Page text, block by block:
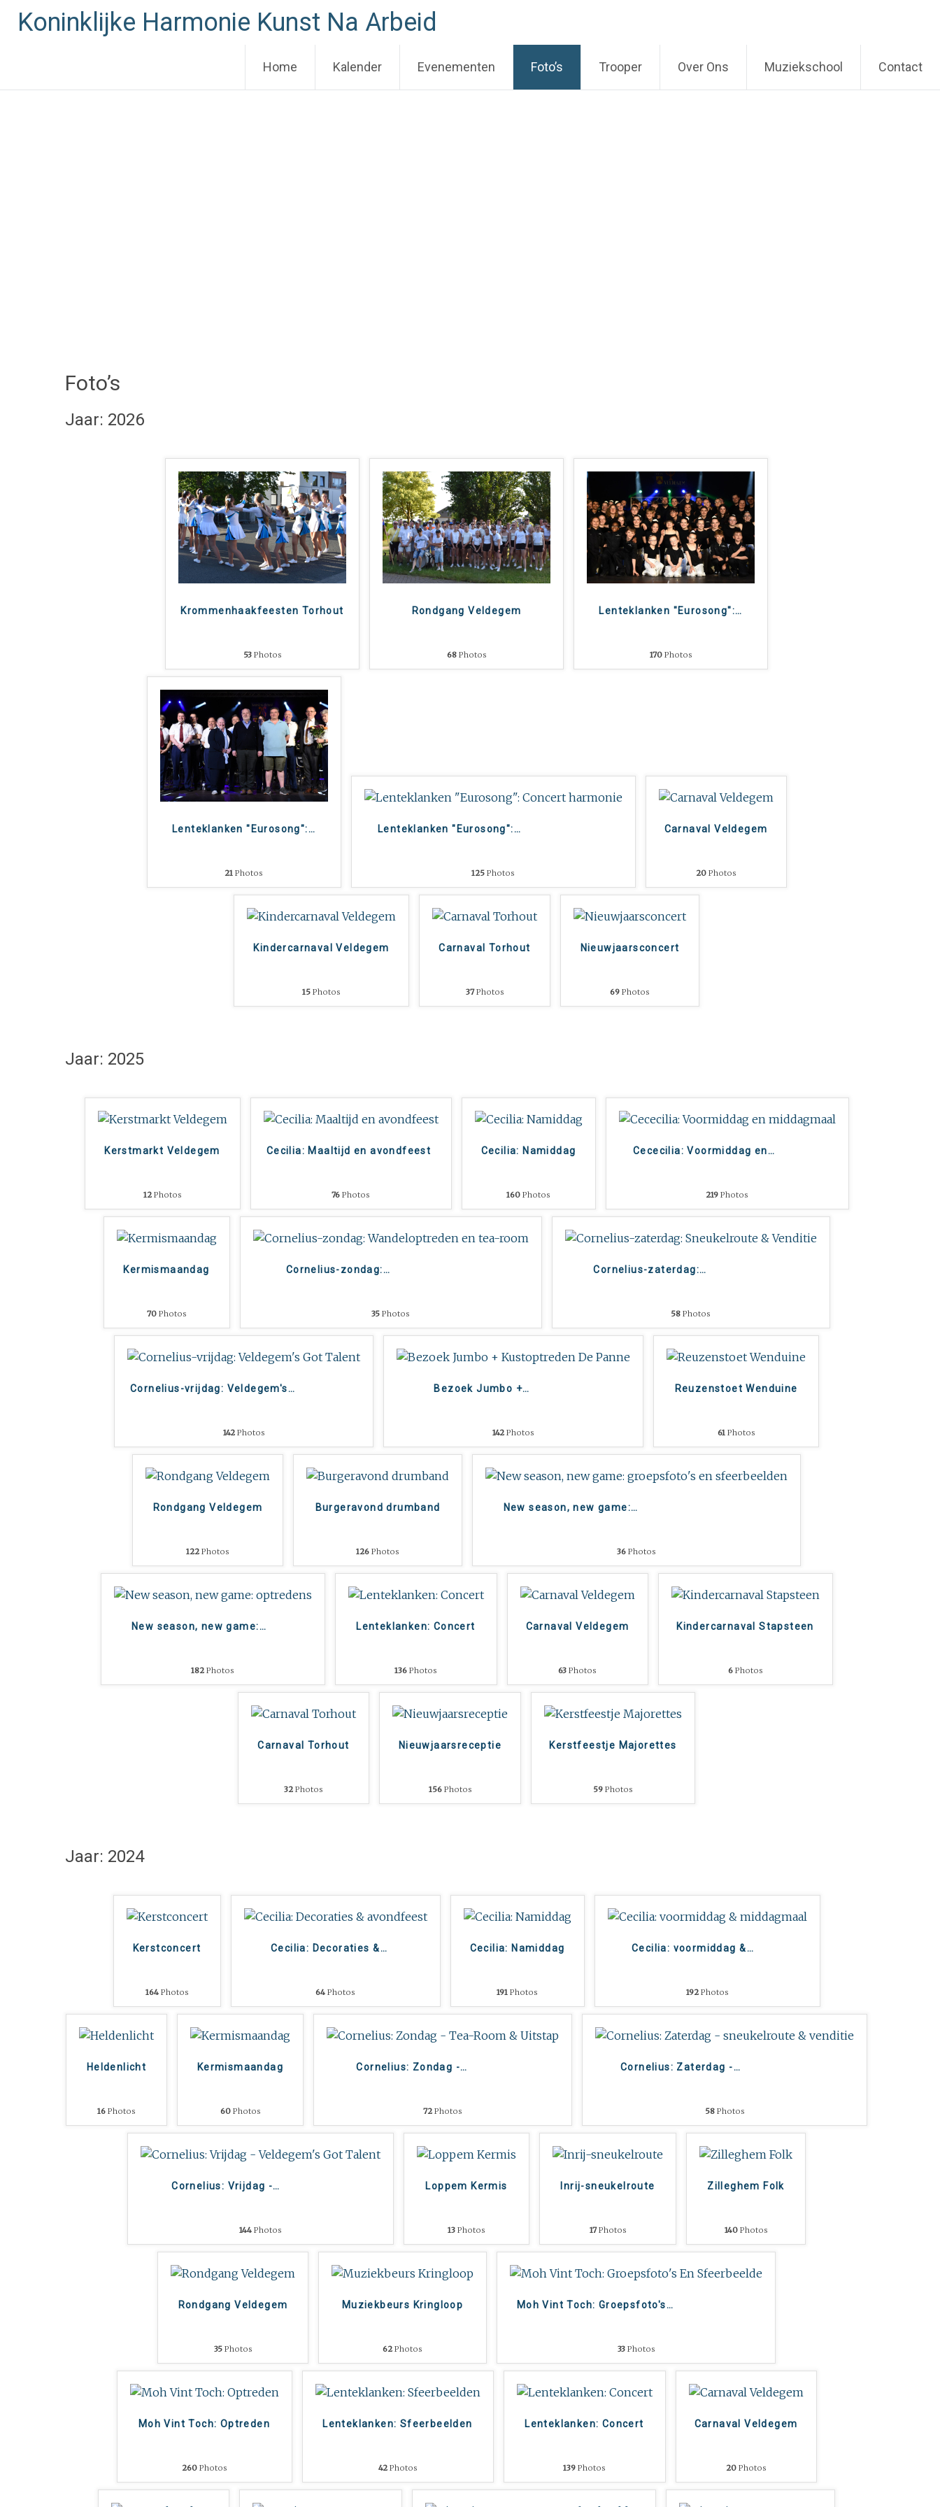
Koninklijke Harmonie Kunst Na Arbeid
Home Kalender Evenementen Foto’s Trooper Over Ons Muziekschool Contact
Foto’s
Jaar: 2026
Krommenhaakfeesten Torhout
53Photos
Rondgang Veldegem
68Photos
Lenteklanken "Eurosong":…
170Photos
Lenteklanken "Eurosong":…
21 Photos
Lenteklanken "Eurosong":…
125 Photos
Carnaval Veldegem
20Photos
Kindercarnaval Veldegem
15 Photos
Carnaval Torhout
37Photos
Nieuwjaarsconcert
69 Photos
Jaar: 2025
Kerstmarkt Veldegem
12Photos
Cecilia: Maaltijd en avondfeest
76 Photos
Cecilia: Namiddag
160 Photos
Cececilia: Voormiddag en…
219 Photos
Kermismaandag
70Photos
Cornelius-zondag:…
35 Photos
Cornelius-zaterdag:…
58 Photos
Cornelius-vrijdag: Veldegem's…
142Photos
Bezoek Jumbo +…
142 Photos
Reuzenstoet Wenduine
61Photos
Rondgang Veldegem
122 Photos
Burgeravond drumband
126 Photos
New season, new game:…
36 Photos
New season, new game:…
182 Photos
Lenteklanken: Concert
136 Photos
Carnaval Veldegem
63 Photos
Kindercarnaval Stapsteen
6Photos
Carnaval Torhout
32 Photos
Nieuwjaarsreceptie
156Photos
Kerstfeestje Majorettes
59 Photos
Jaar: 2024
Kerstconcert
164Photos
Cecilia: Decoraties &…
64 Photos
Cecilia: Namiddag
191 Photos
Cecilia: voormiddag &…
192Photos
Heldenlicht
16 Photos
Kermismaandag
60Photos
Cornelius: Zondag -…
72 Photos
Cornelius: Zaterdag -…
58Photos
Cornelius: Vrijdag -…
144 Photos
Loppem Kermis
13 Photos
Inrij-sneukelroute
17Photos
Zilleghem Folk
140Photos
Rondgang Veldegem
35Photos
Muziekbeurs Kringloop
62 Photos
Moh Vint Toch: Groepsfoto's…
33Photos
Moh Vint Toch: Optreden
260Photos
Lenteklanken: Sfeerbeelden
42Photos
Lenteklanken: Concert
139 Photos
Carnaval Veldegem
20Photos